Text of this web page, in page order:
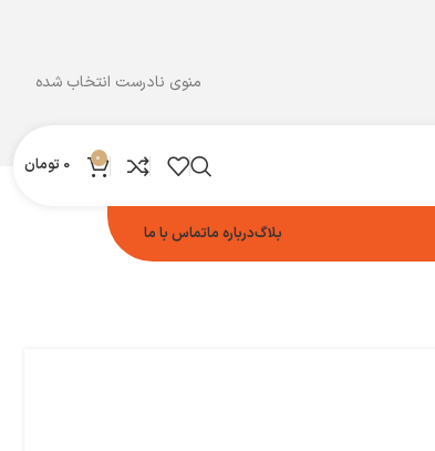
منوی نادرست انتخاب شده
0
0 تومان
بلاگدرباره ماتماس با ما